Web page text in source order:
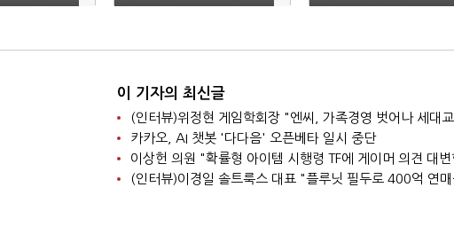
선
이 기자의 최신글
카카오, AI 챗봇 '다다음' 오픈베타 일시 중단